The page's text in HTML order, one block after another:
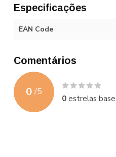
Especificações
EAN Code
Comentários
0 /5
0estrelas